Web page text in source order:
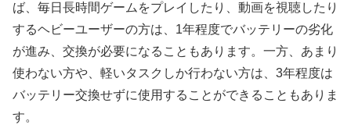
ば、毎日長時間ゲームをプレイしたり、動画を視聴したり
するヘビーユーザーの方は、1年程度でバッテリーの劣化
が進み、交換が必要になることもあります。一方、あまり
使わない方や、軽いタスクしか行わない方は、3年程度は
バッテリー交換せずに使用することができることもありま
す。